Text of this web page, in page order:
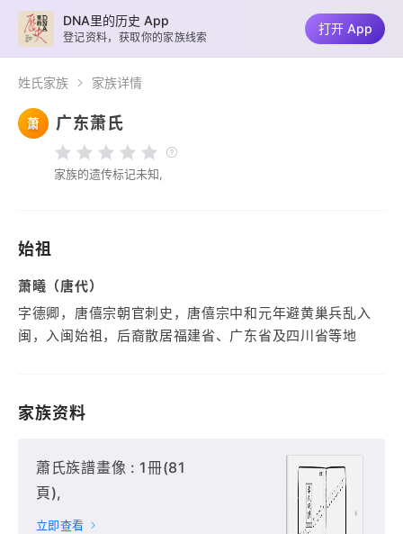
姓氏家族 家族详情
萧 广东萧氏
家族的遗传标记未知,
始祖
萧曦（唐代）
字德卿，唐僖宗朝官刺史，唐僖宗中和元年避黄巢兵乱入
闽，入闽始祖，后裔散居福建省、广东省及四川省等地
家族资料
蕭氏族譜畫像 : 1冊(81
頁),
立即查看
DNA里的历史 App
登记资料，获取你的家族线索
打开 App